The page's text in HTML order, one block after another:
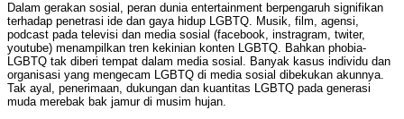
Dalam gerakan sosial, peran dunia entertainment berpengaruh signifikan
terhadap penetrasi ide dan gaya hidup LGBTQ. Musik, film, agensi,
podcast pada televisi dan media sosial (facebook, instragram, twiter,
youtube) menampilkan tren kekinian konten LGBTQ. Bahkan phobia-
LGBTQ tak diberi tempat dalam media sosial. Banyak kasus individu dan
organisasi yang mengecam LGBTQ di media sosial dibekukan akunnya.
Tak ayal, penerimaan, dukungan dan kuantitas LGBTQ pada generasi
muda merebak bak jamur di musim hujan.